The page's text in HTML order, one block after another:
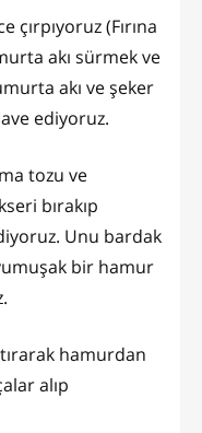
(Fırına
akı sürmek ve
akı ve şeker
ediyoruz.
tozu ve
bırakıp
Unu bardak
bir hamur
hamurdan
alıp